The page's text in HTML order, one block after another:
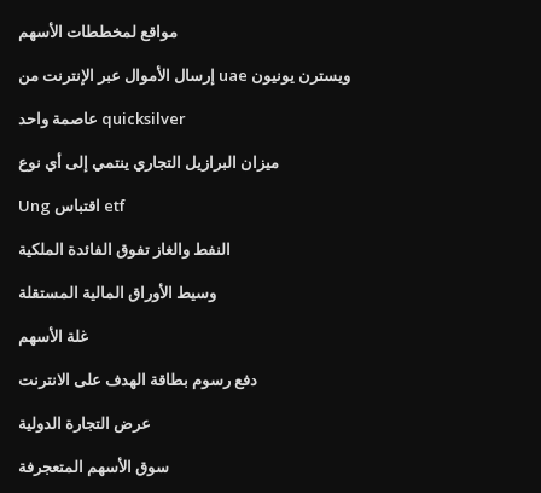
مواقع لمخططات الأسهم
إرسال الأموال عبر الإنترنت من uae ويسترن يونيون
عاصمة واحد quicksilver
ميزان البرازيل التجاري ينتمي إلى أي نوع
Ung اقتباس etf
النفط والغاز تفوق الفائدة الملكية
وسيط الأوراق المالية المستقلة
غلة الأسهم
دفع رسوم بطاقة الهدف على الانترنت
عرض التجارة الدولية
سوق الأسهم المتعجرفة